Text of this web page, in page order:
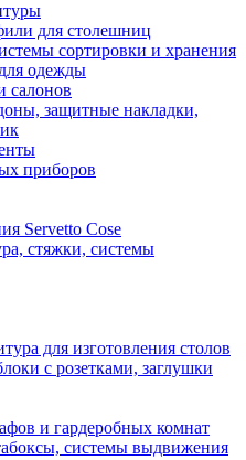
для столешниц
сортировки и хранения
одежды
салонов
защитные накладки,
приборов
Servetto Cose
стяжки, системы
для изготовления столов
с розетками, заглушки
и гардеробных комнат
системы выдвижения